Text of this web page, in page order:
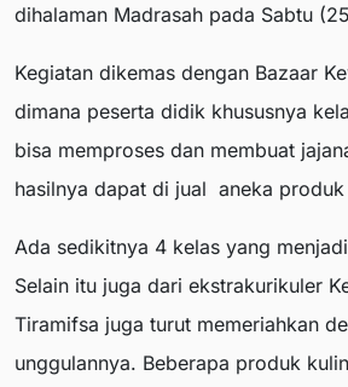
dihalaman Madrasah pada Sabtu
Kegiatan dikemas dengan Bazaar
dimana peserta didik khususnya
bisa memproses dan membuat
hasilnya dapat di jual aneka
Ada sedikitnya 4 kelas yang
Selain itu juga dari ekstrakurikuler
Tiramifsa juga turut memeriahkan
unggulannya. Beberapa produk